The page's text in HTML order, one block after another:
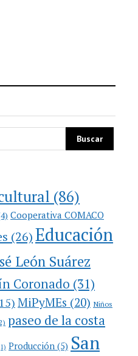
(86)
Cooperativa COMACO
(26)Educación
León Suárez
Coronado (31)
MiPyMEs (20) Niños
paseo de la costa
Producción (5) San